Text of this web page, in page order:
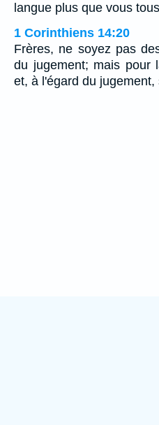
langue plus que vous
1 Corinthiens 14:20
Frères, ne soyez pas
du jugement; mais pour
et, à l'égard du